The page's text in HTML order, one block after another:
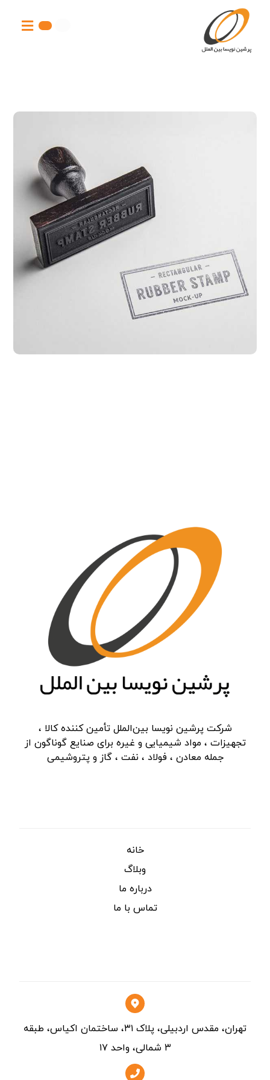
شرکت پرشین نویسا بین‌الملل تأمین کننده کالا ،
تجهیزات ، مواد شیمیایی و غیره برای صنایع گوناگون از
جمله معادن ، فولاد ، نفت ، گاز و پتروشیمی
خانه
وبلاگ
درباره ما
تماس با ما
تهران، مقدس اردبیلی، پلاک ۳۱، ساختمان اکیاس، طبقه
۳ شمالی، واحد ۱۷